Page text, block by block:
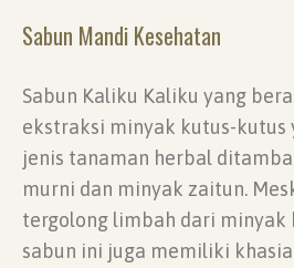
Sabun Mandi Kesehatan
Sabun Kaliku Kaliku yang
ekstraksi minyak kutus-kutus
jenis tanaman herbal
murni dan minyak zaitun.
tergolong limbah dari minyak
sabun ini juga memiliki